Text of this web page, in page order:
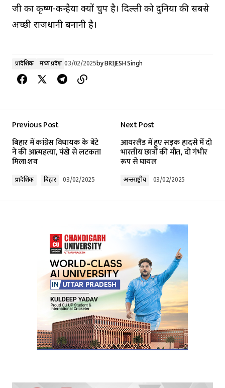
जी का कृष्ण-कन्हैया क्यों चुप है। दिल्ली को दुनिया की सबसे
अच्छी राजधानी बनानी है।
प्रादेशिक मध्य प्रदेश 03/02/2025byBRIJESH Singh
Previous Post
बिहार में कांग्रेस विधायक के बेटे
ने की आत्महत्या, पंखे से लटकता
मिला शव
प्रादेशिक बिहार 03/02/2025
Next Post
आयरलैंड में हुए सड़क हादसे में दो
भारतीय छात्रों की मौत, दो गंभीर
रूप से घायल
अन्तर्राष्ट्रीय 03/02/2025